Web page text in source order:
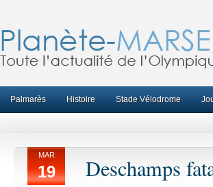
Palmarès Histoire Stade Vélodrome
MAR
19 Deschamps